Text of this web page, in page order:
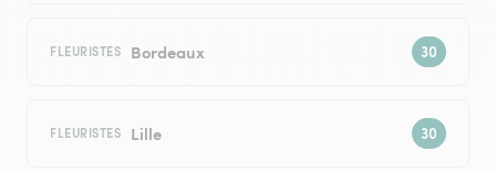
FLEURISTES Bordeaux
FLEURISTES Lille